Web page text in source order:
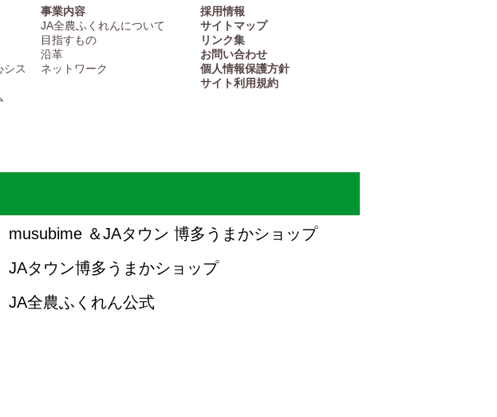
シス
事業内容
JA全農ふくれんについて
目指すもの
沿革
ネットワーク
採用情報
サイトマップ
リンク集
お問い合わせ
個人情報保護方針
サイト利用規約
musubime ＆JAタウン 博多うまかショップ
JAタウン博多うまかショップ
JA全農ふくれん公式